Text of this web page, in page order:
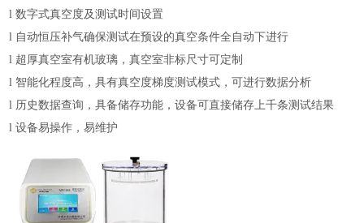
l数字式真空度及测试时间设置
l 自动恒压补气确保测试在预设的真空条件全自动下进行
l 超厚真空室有机玻璃，真空室非标尺寸可定制
l 智能化程度高，具有真空度梯度测试模式，可进行数据分析
l 历史数据查询，具备储存功能，设备可直接储存上千条测试结果
l设备易操作，易维护